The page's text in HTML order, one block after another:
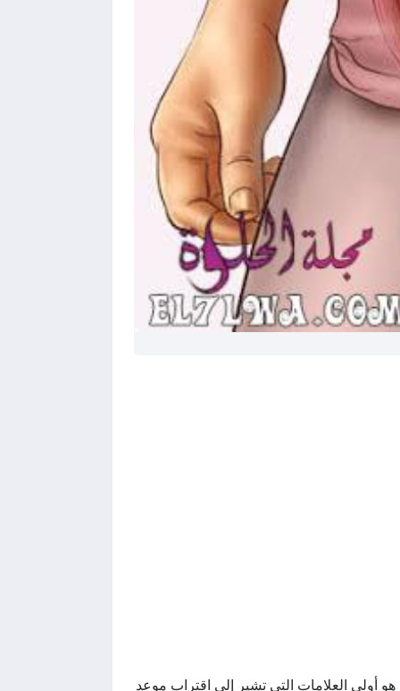
العلامات التي تشير إلى اقتراب موعد